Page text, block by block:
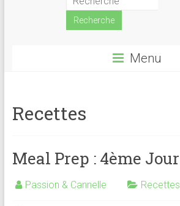
Menu
Recettes
Meal Prep : 4ème Jour
Passion & Cannelle Recettes